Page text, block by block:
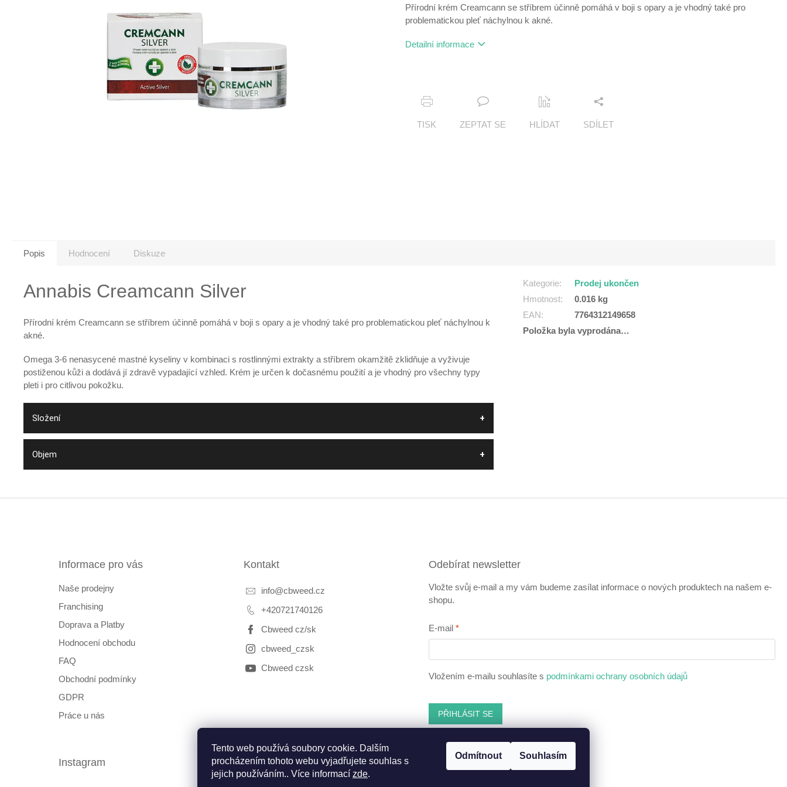
Tento web používá soubory cookie. Dalším
procházením tohoto webu vyjadřujete souhlas s
jejich používáním.. Více informací zde.
Odmítnout Souhlasím
Přírodní krém Creamcann se stříbrem účinně pomáhá v boji s opary a je vhodný také pro
problematickou pleť náchylnou k akné.
Detailní informace
TISK ZEPTAT SE HLÍDAT SDÍLET
Popis Hodnocení Diskuze
Annabis Creamcann Silver
Přírodní krém Creamcann se stříbrem účinně pomáhá v boji s opary a je vhodný také pro problematickou pleť náchylnou k
akné.
Omega 3-6 nenasycené mastné kyseliny v kombinaci s rostlinnými extrakty a stříbrem okamžitě zklidňuje a vyživuje
postiženou kůži a dodává jí zdravě vypadající vzhled. Krém je určen k dočasnému použití a je vhodný pro všechny typy
pleti i pro citlivou pokožku.
Složení
Objem
Kategorie:
Prodej ukončen
Hmotnost:
0.016 kg
EAN:
7764312149658
Položka byla vyprodána…
Informace pro vás
Naše prodejny
Franchising
Doprava a Platby
Hodnocení obchodu
FAQ
Obchodní podmínky
GDPR
Práce u nás
Kontakt
info@cbweed.cz
+420721740126
Cbweed cz/sk
cbweed_czsk
Cbweed czsk
Odebírat newsletter
Vložte svůj e-mail a my vám budeme zasílat informace o nových produktech na našem e-
shopu.
E-mail
Vložením e-mailu souhlasíte s podmínkami ochrany osobních údajů
PŘIHLÁSIT SE
Instagram Facebook